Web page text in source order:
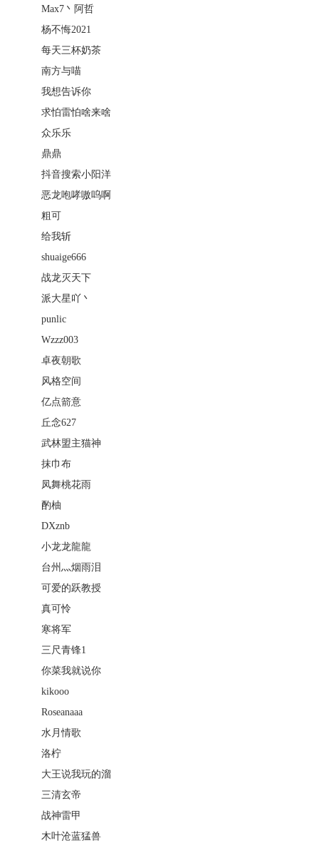
Max7丶阿哲
杨不悔2021
每天三杯奶茶
南方与喵
我想告诉你
求怕雷怕啥来啥
众乐乐
鼎鼎
抖音搜索小阳洋
恶龙咆哮嗷呜啊
粗可
给我斩
shuaige666
战龙灭天下
派大星吖丶
punlic
Wzzz003
卓夜朝歌
风格空间
亿点箭意
丘念627
武林盟主猫神
抹巾布
凤舞桃花雨
酌柚
DXznb
小龙龙龍龍
台州灬烟雨泪
可爱的跃教授
真可怜
寒将军
三尺青锋1
你菜我就说你
kikooo
Roseanaaa
水月情歌
洛柠
大王说我玩的溜
三清玄帝
战神雷甲
木叶沧蓝猛兽